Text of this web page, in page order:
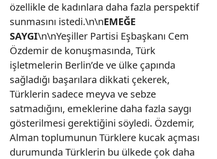
özellikle de kadınlara daha fazla perspektif
sunmasını istedi.\n\nEMEĞE
SAYGI\n\nYeşiller Partisi Eşbaşkanı Cem
Özdemir de konuşmasında, Türk
işletmelerin Berlin’de ve ülke çapında
sağladığı başarılara dikkati çekerek,
Türklerin sadece meyva ve sebze
satmadığını, emeklerine daha fazla saygı
gösterilmesi gerektiğini söyledi. Özdemir,
Alman toplumunun Türklere kucak açması
durumunda Türklerin bu ülkede çok daha